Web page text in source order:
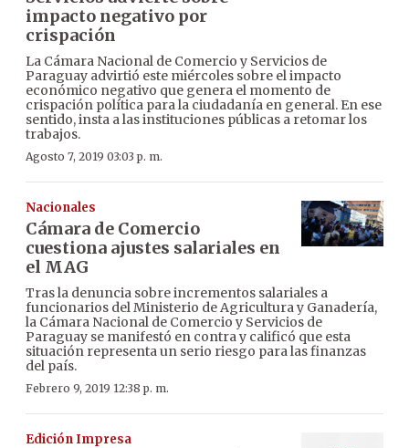
impacto negativo por
crispación
La Cámara Nacional de Comercio y Servicios de
Paraguay advirtió este miércoles sobre el impacto
económico negativo que genera el momento de
crispación política para la ciudadanía en general. En ese
sentido, insta a las instituciones públicas a retomar los
trabajos.
Agosto 7, 2019 03:03 p. m.
Nacionales
Cámara de Comercio
cuestiona ajustes salariales en
el MAG
Tras la denuncia sobre incrementos salariales a
funcionarios del Ministerio de Agricultura y Ganadería,
la Cámara Nacional de Comercio y Servicios de
Paraguay se manifestó en contra y calificó que esta
situación representa un serio riesgo para las finanzas
del país.
Febrero 9, 2019 12:38 p. m.
Edición Impresa